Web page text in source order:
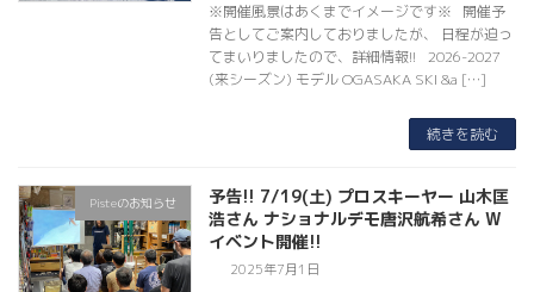
※開催風景はあくまでイメージです※ 開催予
告としてご案内しておりましたが、 日程が迫っ
てまいりましたので、詳細情報!! 2026-2027
(来シーズン) モデル OGASAKA SKI &a […]
続きを読む
Pisteのお知らせ
予告!! 7/19(土) プロスキーヤー 山木匡
浩さん ナショナルデモ唐沢航希さん W
イベント開催!!
2025年7月1日